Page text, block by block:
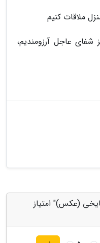
ملاقات کنیم
عاجل آرزومندیم،
(عکس)" امتیاز